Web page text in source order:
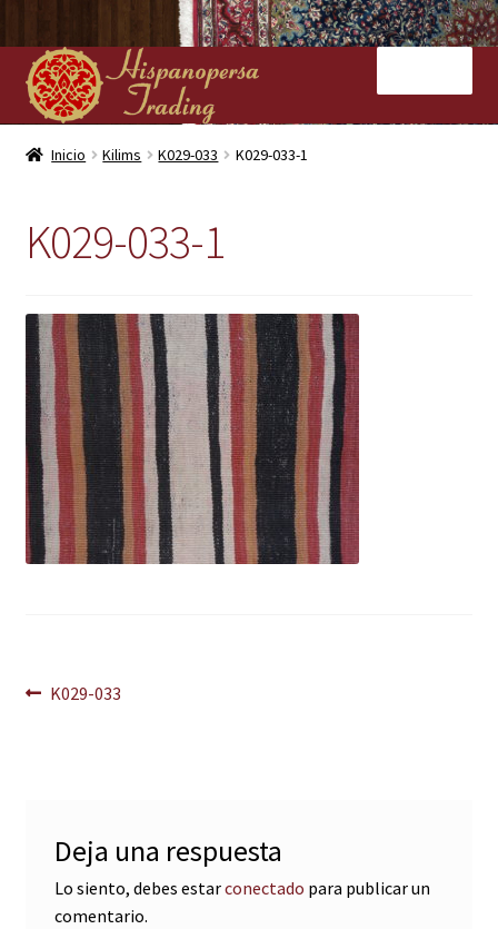
Ir
a
la
navegación
Ir
al
contenido
Inicio
Kilims
Contacto
Inicio Kilims K029-033 K029-033-1
K029-033-1
Navegación
Anterior:
K029-033
Deja una respuesta
Lo siento, debes estarconectado para publicar un
comentario.